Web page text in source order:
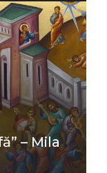
– Mila